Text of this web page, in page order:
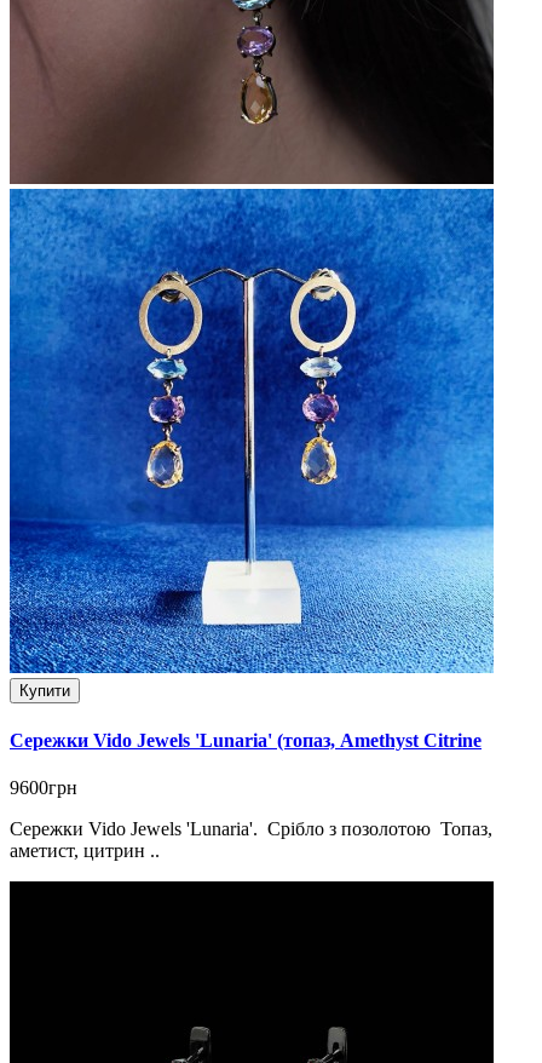
Купити
Сережки Vido Jewels 'Lunaria' (топаз, Amethyst Citrine
9600грн
Сережки Vido Jewels 'Lunaria'. Срібло з позолотою Топаз,
аметист, цитрин ..